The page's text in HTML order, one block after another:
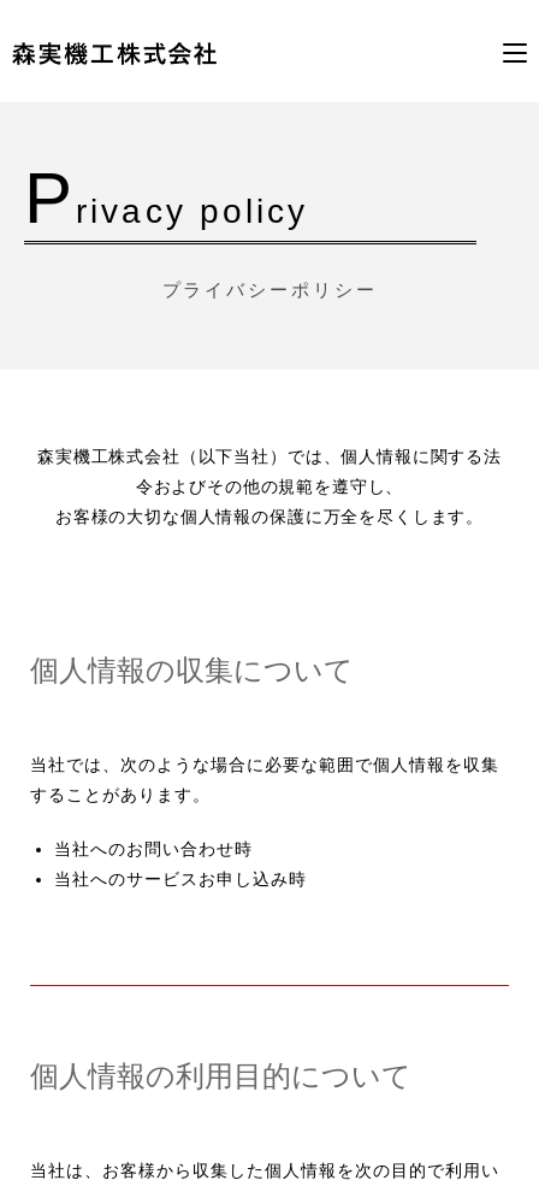
P rivacy policy
プライバシーポリシー
森実機工株式会社（以下当社）では、個人情報に関する法
令およびその他の規範を遵守し、
お客様の大切な個人情報の保護に万全を尽くします。
個人情報の収集について
当社では、次のような場合に必要な範囲で個人情報を収集
することがあります。
当社へのお問い合わせ時
当社へのサービスお申し込み時
個人情報の利用目的について
当社は、お客様から収集した個人情報を次の目的で利用い